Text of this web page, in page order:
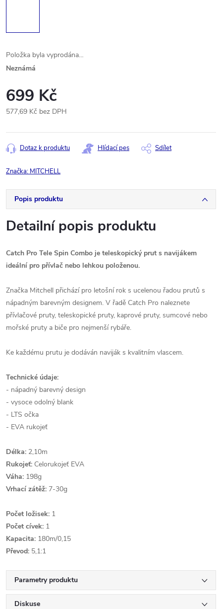
Položka byla vyprodána…
Neznámá
699 Kč
577,69 Kč bez DPH
cena:
Dotaz k produktu Hlídací pes Sdílet
Značka: MITCHELL
Popis produktu
Detailní popis produktu
Catch Pro Tele Spin Combo je teleskopický prut s navijákem
ideální pro přívlač nebo lehkou položenou.
Značka Mitchell přichází pro letošní rok s ucelenou řadou prutů s
nápadným barevným designem. V řadě Catch Pro naleznete
přívlačové pruty, teleskopické pruty, kaprové pruty, sumcové nebo
mořské pruty a biče pro nejmenší rybáře.
Ke každému prutu je dodáván naviják s kvalitním vlascem.
Technické údaje:
- nápadný barevný design
- vysoce odolný blank
- LTS očka
- EVA rukojeť
Délka: 2,10m
Rukojeť: Celorukojeť EVA
Váha: 198g
Vrhací zátěž: 7-30g
Počet ložisek: 1
Počet cívek: 1
Kapacita: 180m/0,15
Převod: 5,1:1
Parametry produktu
Diskuse